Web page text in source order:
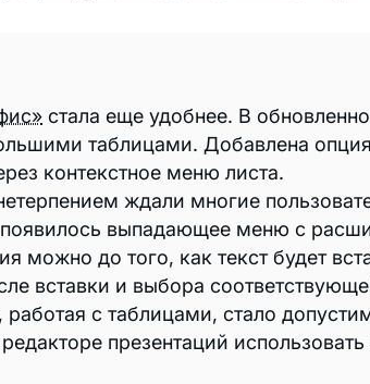
стала еще удобнее. В
таблицами. Добавлена
контекстное меню листа.
ждали многие
появилось выпадающее меню с
можно до того, как текст будет
вставки и выбора
с таблицами, стало
презентаций